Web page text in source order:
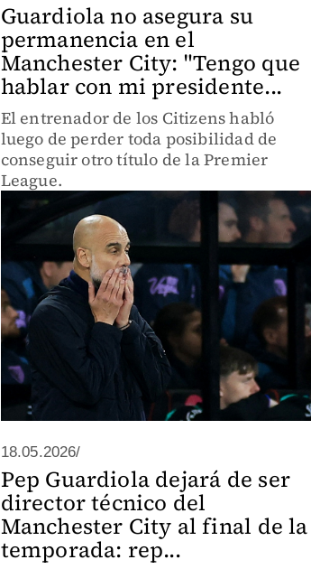
Guardiola no asegura su
permanencia en el
Manchester City: "Tengo que
hablar con mi presidente...
El entrenador de los Citizens habló
luego de perder toda posibilidad de
conseguir otro título de la Premier
League.
18.05.2026/
Pep Guardiola dejará de ser
director técnico del
Manchester City al final de la
temporada: rep...